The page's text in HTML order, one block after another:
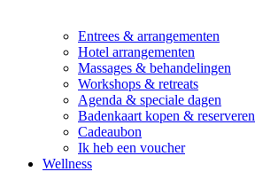
Entrees & arrangementen
Hotel arrangementen
Massages & behandelingen
Workshops & retreats
Agenda & speciale dagen
Badenkaart kopen & reserveren
Cadeaubon
Ik heb een voucher
Wellness